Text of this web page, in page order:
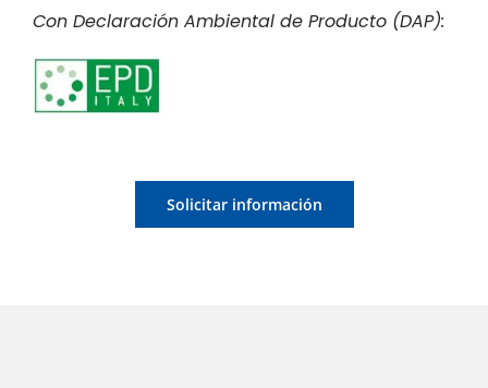
Con Declaración Ambiental de Producto (DAP):
Solicitar información